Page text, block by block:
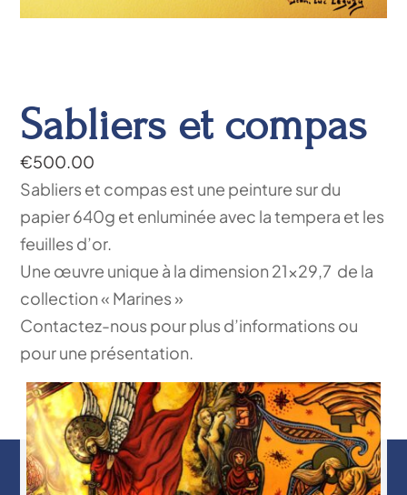
Sabliers et compas
€500.00
Sabliers et compas est une peinture sur du
papier 640g et enluminée avec la tempera et les
feuilles d’or.
Une œuvre unique à la dimension 21×29,7 de la
collection « Marines »
Contactez-nous pour plus d’informations ou
pour une présentation.